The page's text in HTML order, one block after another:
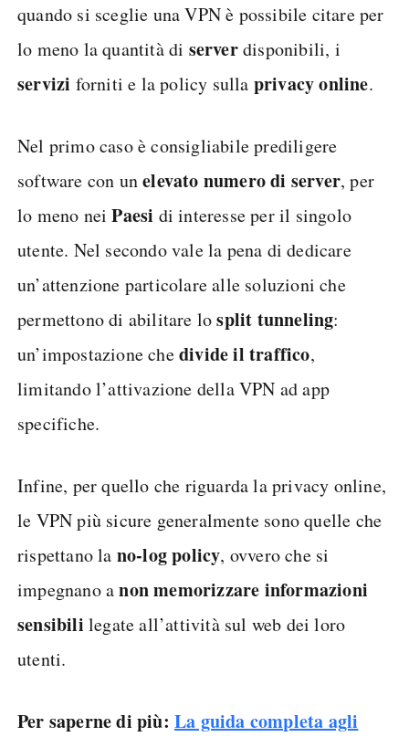
quando si sceglie una VPN è possibile citare per
lo meno la quantità di serverdisponibili, i
servizi forniti e la policy sulla privacy online.
Nel primo caso è consigliabile prediligere
software con unelevato numero di server, per
lo meno neiPaesi di interesse per il singolo
utente. Nel secondo vale la pena di dedicare
un’attenzione particolare alle soluzioni che
permettono di abilitare losplit tunneling:
un’impostazione chedivide il traffico,
limitando l’attivazione della VPN ad app
specifiche.
Infine, per quello che riguarda la privacy online,
le VPN più sicure generalmente sono quelle che
rispettano la no-log policy, ovvero che si
impegnano anon memorizzare informazioni
sensibili legate all’attività sul web dei loro
utenti.
Per saperne di più: La guida completa agli